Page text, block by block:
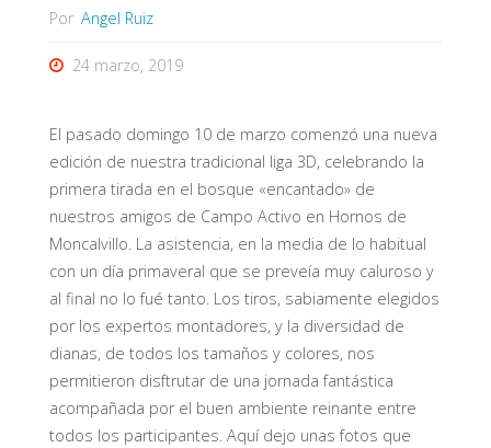
Por Angel Ruiz
24 marzo, 2019
El pasado domingo 10 de marzo comenzó una nueva
edición de nuestra tradicional liga 3D, celebrando la
primera tirada en el bosque «encantado» de
nuestros amigos de Campo Activo en Hornos de
Moncalvillo. La asistencia, en la media de lo habitual
con un día primaveral que se preveía muy caluroso y
al final no lo fué tanto. Los tiros, sabiamente elegidos
por los expertos montadores, y la diversidad de
dianas, de todos los tamaños y colores, nos
permitieron disftrutar de una jornada fantástica
acompañada por el buen ambiente reinante entre
todos los participantes. Aquí dejo unas fotos que